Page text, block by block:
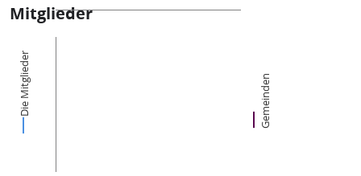
Mitglieder
Die Mitglieder Gemeinden